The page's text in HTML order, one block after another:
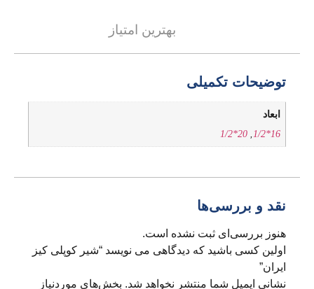
بهترین امتیاز
توضیحات تکمیلی
ابعاد
16*1/2
,
20*1/2
نقد و بررسی‌ها
هنوز بررسی‌ای ثبت نشده است.
اولین کسی باشید که دیدگاهی می نویسد “شیر کوپلی کیز
ایران”
نشانی ایمیل شما منتشر نخواهد شد. بخش‌های موردنیاز